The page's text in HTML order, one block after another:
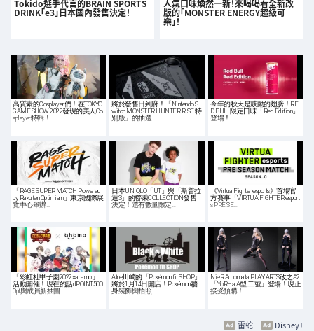
Tokido選手代言的BRAIN SPORTS
DRINK「e3」日本國內發售決定！
人氣口味煥然一新！來喝喝看全新改
版的「MONSTER ENERGY超級可
樂」！
高質素的Cosplayer們！在TOKYO
GAME SHOW 2022發現的美人Co
splayer特輯！
將於發售日到府！「Nintendo S
witch MONSTER HUNTER RISE 特
別版」的抽選…
今年的秋天是鼓動的翅膀！RE
D BULL限定口味「Red Edition」
登場！
「RAGE SUPER MATCH Powered
by Rakuten Optimism」東京國際展
覽中心舉辦…
日本UNIQLO「UT」與「斯普拉
遁3」的聯乘COLLECTION發售
決定！還有數量限定…
《Virtua Fighter esports》首場官
方賽事「VIRTUA FIGHTER esport
s PRE SE…
「彩虹社甲子園2022×ahamo」
活動開催！現在的話dPOINT500
0pt與成員新插圖…
Atre川崎的「Pokémon fit SHOP」
將於1月14日開店！Pokémon牆
身裝飾與拍照…
NieR:Automata PLAY ARTS改之A2
「YoRHa A型 二號」登場！現正
接受預購！
Disney+
雷蛇